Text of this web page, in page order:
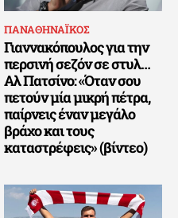
ΠΑΝΑΘΗΝΑΪΚΟΣ
Γιαννακόπουλος για την
περσινή σεζόν σε στυλ…
Αλ Πατσίνο: «Όταν σου
πετούν μία μικρή πέτρα,
παίρνεις έναν μεγάλο
βράχο και τους
καταστρέφεις» (βίντεο)